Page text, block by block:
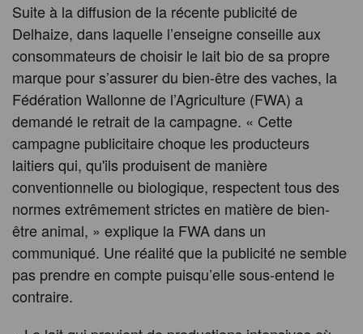
Suite à la diffusion de la récente publicité de
Delhaize, dans laquelle l’enseigne conseille aux
consommateurs de choisir le lait bio de sa propre
marque pour s’assurer du bien-être des vaches, la
Fédération Wallonne de l’Agriculture (FWA) a
demandé le retrait de la campagne. « Cette
campagne publicitaire choque les producteurs
laitiers qui, qu'ils produisent de manière
conventionnelle ou biologique, respectent tous des
normes extrêmement strictes en matière de bien-
être animal, » explique la FWA dans un
communiqué. Une réalité que la publicité ne semble
pas prendre en compte puisqu’elle sous-entend le
contraire.